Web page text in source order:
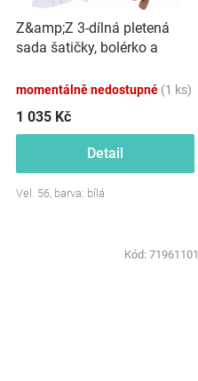
Z&amp;Z 3-dílná pletená
sada šatičky, bolérko a
momentálně nedostupné (1 ks)
1 035 Kč
Detail
Vel. 56, barva: bílá
Kód: 71961101